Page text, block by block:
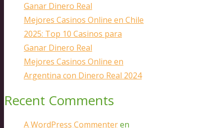
Ganar Dinero Real
Mejores Casinos Online en Chile
2025: Top 10 Casinos para
Ganar Dinero Real
Mejores Casinos Online en
Argentina con Dinero Real 2024
Recent Comments
A WordPress Commenteren